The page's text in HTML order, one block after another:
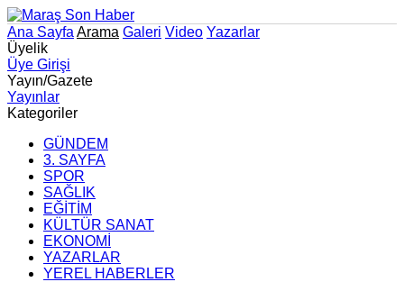
Ana Sayfa Arama Galeri Video Yazarlar
Üyelik
Üye Girişi
Yayın/Gazete
Yayınlar
Kategoriler
GÜNDEM
3. SAYFA
SPOR
SAĞLIK
EĞİTİM
KÜLTÜR SANAT
EKONOMİ
YAZARLAR
YEREL HABERLER